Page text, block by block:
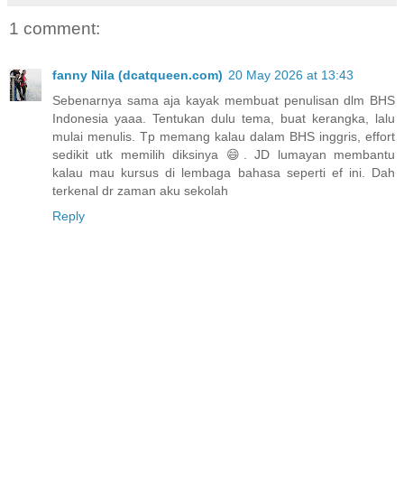
1 comment:
fanny Nila (dcatqueen.com) 20 May 2026 at 13:43
Sebenarnya sama aja kayak membuat penulisan dlm BHS
Indonesia yaaa. Tentukan dulu tema, buat kerangka, lalu
mulai menulis. Tp memang kalau dalam BHS inggris, effort
sedikit utk memilih diksinya 😄. JD lumayan membantu
kalau mau kursus di lembaga bahasa seperti ef ini. Dah
terkenal dr zaman aku sekolah
Reply